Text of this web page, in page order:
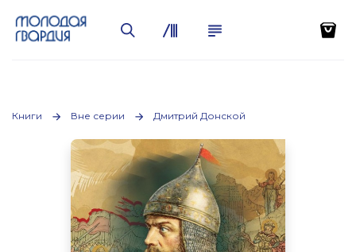
Книги Вне серии Дмитрий Донской